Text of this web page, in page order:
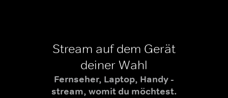
Stream auf dem Gerät
deiner Wahl
Fernseher, Laptop, Handy -
stream, womit du möchtest.